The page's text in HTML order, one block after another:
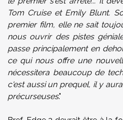
Tom Cruise et Emily Blunt.
premier film, elle ne sait
nous ouvrir des pistes
passe principalement en
ce qui nous offre une
nécessitera beaucoup de
c'est aussi un prequel, il y
précurseuses."